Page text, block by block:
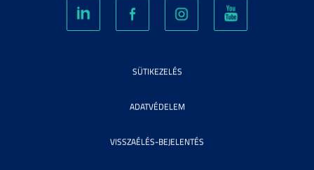
SÜTIKEZELÉS
ADATVÉDELEM
VISSZAÉLÉS-BEJELENTÉS